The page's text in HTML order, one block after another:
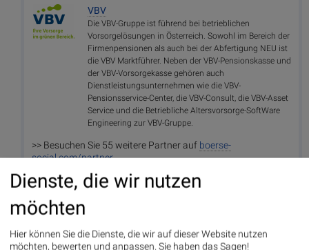
VBV
Die VBV-Gruppe ist führend bei betrieblichen
Vorsorgelösungen in Österreich. Sowohl im Bereich der
Firmenpensionen als auch bei der Abfertigung NEU ist
die VBV Marktführer. Neben der VBV-Pensionskasse und
der VBV-Vorsorgekasse gehören auch
Dienstleistungsunternehmen wie die VBV-
Pensionsservice-Center, die VBV-Consult, die VBV-Asset
Service und die Betriebliche Altersvorsorge-SoftWare
Engineering zur VBV-Gruppe.
>> Besuchen Sie 55 weitere Partner auf boerse-
social.com/partner
Dienste, die wir nutzen
möchten
Hier können Sie die Dienste, die wir auf dieser Website nutzen
möchten, bewerten und anpassen. Sie haben das Sagen!